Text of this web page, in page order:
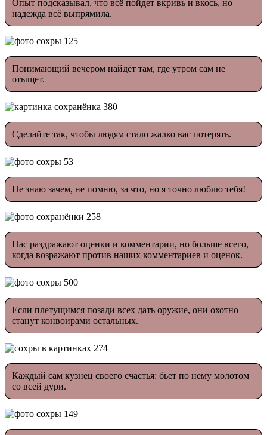
Опыт подсказывал, что всё пойдет вкривь и вкось, но
надежда всё выпрямила.
Понимающий вечером найдёт там, где утром сам не
отыщет.
Сделайте так, чтобы людям стало жалко вас потерять.
Не знаю зачем, не помню, за что, но я точно люблю тебя!
Нас раздражают оценки и комментарии, но больше всего,
когда возражают против наших комментариев и оценок.
Если плетущимся позади всех дать оружие, они охотно
станут конвоирами остальных.
Каждый сам кузнец своего счастья: бьет по нему молотом
со всей дури.